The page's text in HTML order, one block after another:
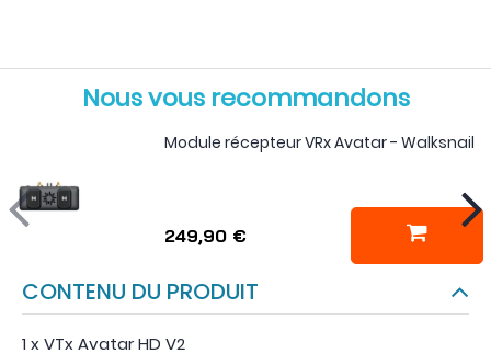
Nous vous recommandons
Module récepteur VRx Avatar - Walksnail
249,90 €
CONTENU DU PRODUIT
1 x VTx Avatar HD V2